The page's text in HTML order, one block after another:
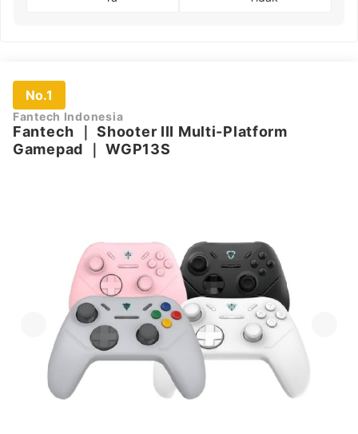
No.1
Fantech Indonesia
Fantech ｜Shooter III Multi-Platform
Gamepad
｜WGP13S